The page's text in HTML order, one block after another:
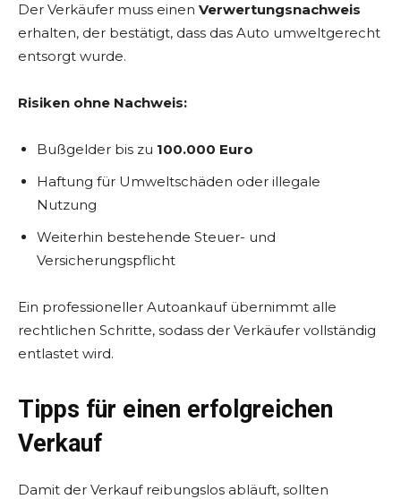
Der Verkäufer muss einen Verwertungsnachweis
erhalten, der bestätigt, dass das Auto umweltgerecht
entsorgt wurde.
Risiken ohne Nachweis:
Bußgelder bis zu 100.000 Euro
Haftung für Umweltschäden oder illegale
Nutzung
Weiterhin bestehende Steuer- und
Versicherungspflicht
Ein professioneller Autoankauf übernimmt alle
rechtlichen Schritte, sodass der Verkäufer vollständig
entlastet wird.
Tipps für einen erfolgreichen
Verkauf
Damit der Verkauf reibungslos abläuft, sollten